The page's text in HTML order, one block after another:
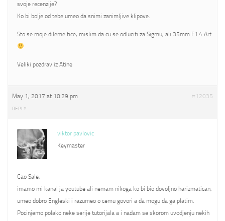
svoje recenzije?
Ko bi bolje od tebe umeo da snimi zanimljive klipove.
Sto se moje dileme tice, mislim da cu se odluciti za Sigmu, ali 35mm F1.4 Art
Veliki pozdrav iz Atine
May 1, 2017 at 10:29 pm #12035
REPLY
viktor pavlovic
Keymaster
Cao Sale,
imamo mi kanal ja youtube ali nemam nikoga ko bi bio dovoljno harizmatican,
umeo dobro Engleski i razumeo o cemu govori a da mogu da ga platim.
Pocinjemo polako neke serije tutorijala a i nadam se skorom uvodjenju nekih